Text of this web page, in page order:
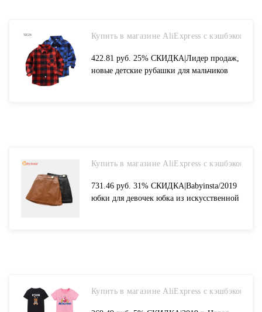
Купить в магазине AliExpress с кэшбэком
422.81 руб. 25% СКИДКА|Лидер продаж,
новые детские рубашки для мальчиков
Купить в магазине AliExpress с кэшбэком
731.46 руб. 31% СКИДКА|Babyinsta/2019
юбки для девочек юбка из искусственной
Купить в магазине AliExpress с кэшбэком